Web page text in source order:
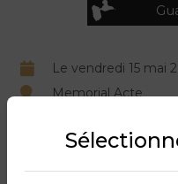
Le vendredi 15 mai
Memorial Acte